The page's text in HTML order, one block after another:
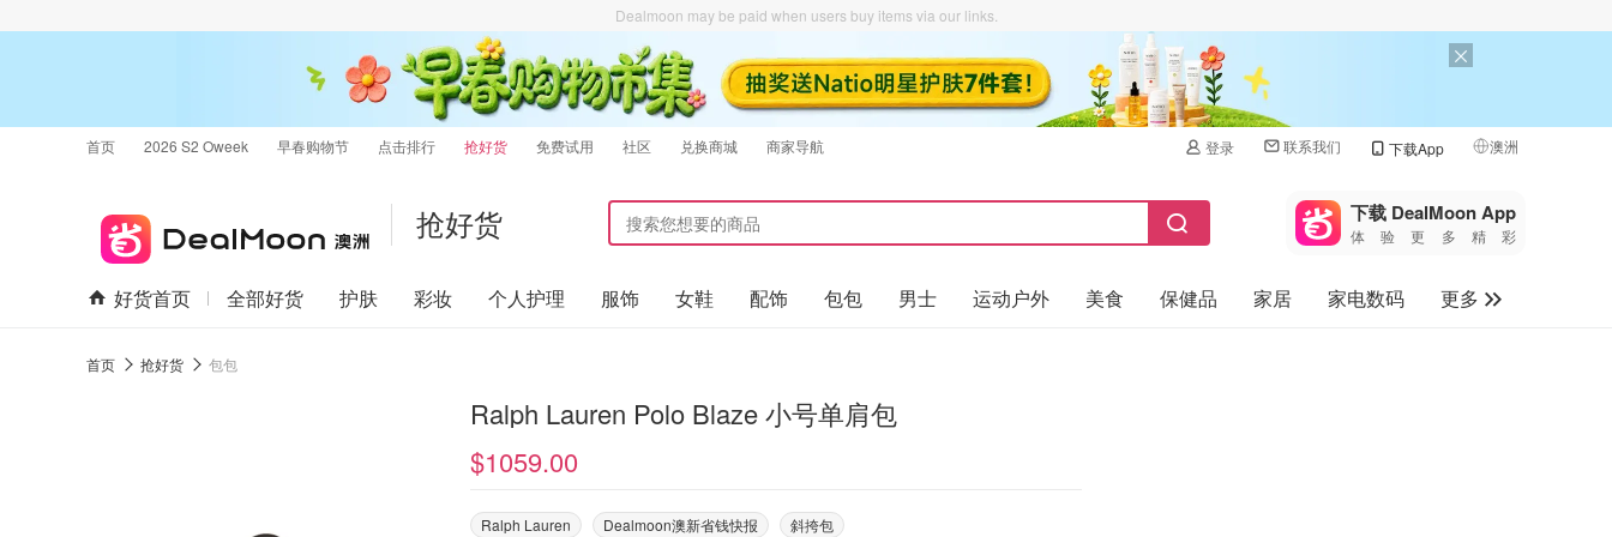
Dealmoon may be paid when users buy items via our links.
首页 2026 S2 Oweek 早春购物节 点击排行 抢好货 免费试用 社区 兑换商城 商家导航 登录 联系我们 下载App 澳洲
🇺🇸
🇨🇳 中国
🇨🇦加拿大
抢好货 下载 DealMoon App
体验更多精彩
好货首页 全部好货 护肤 彩妆 个人护理 服饰 女鞋 配饰 包包 男士 运动户外 美食 保健品 家居 家电数码
更多
首页 抢好货 包包
Ralph Lauren Polo Blaze 小号单肩包
$1059.00
Ralph Lauren Dealmoon澳新省钱快报 斜挎包